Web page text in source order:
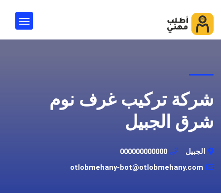
شركة تركيب غرف نوم
شرق الجبيل
الجبيل
000000000000
otlobmehany-bot@otlobmehany.com